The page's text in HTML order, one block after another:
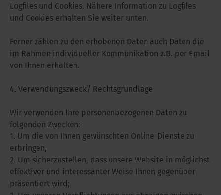
Logfiles und Cookies. Nähere Information zu Logfiles
und Cookies erhalten Sie weiter unten.
Ferner zählen zu den erhobenen Daten auch Daten die
im Rahmen individueller Kommunikation z.B. per Email
von Ihnen erhalten.
4. Verwendungszweck/ Rechtsgrundlage
Wir verwenden Ihre personenbezogenen Daten zu
folgenden Zwecken:
1. Um die von Ihnen gewünschten Online-Dienste zu
erbringen,
2. Um sicherzustellen, dass unsere Website in möglichst
effektiver und interessanter Weise Ihnen gegenüber
präsentiert wird;